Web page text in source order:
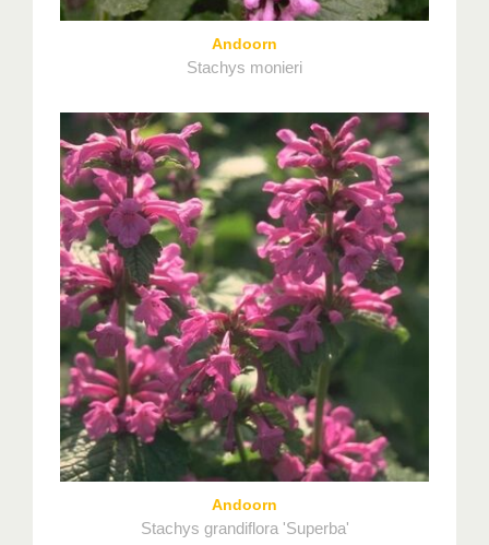
Andoorn
Stachys monieri
Andoorn
Stachys grandiflora 'Superba'